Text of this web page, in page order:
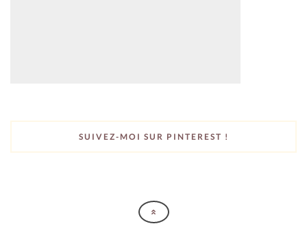
SUIVEZ-MOI SUR PINTEREST !